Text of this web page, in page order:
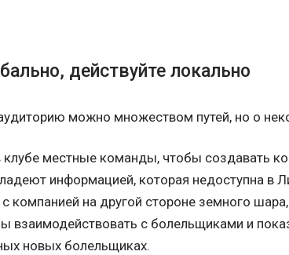
действуйте локально
можно множеством путей, но о
местные команды, чтобы создавать
информацией, которая недоступна в
компанией на другой стороне земного
взаимодействовать с болельщиками и
новых болельщиках.